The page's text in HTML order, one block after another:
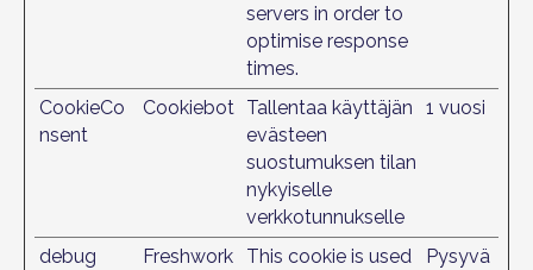
servers in order to
optimise response
times.
CookieCo
nsent
Cookiebot
Tallentaa käyttäjän
evästeen
suostumuksen tilan
nykyiselle
verkkotunnukselle
1 vuosi
debug
Freshwork
This cookie is used
Pysyvä